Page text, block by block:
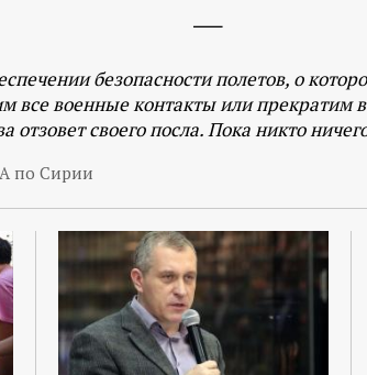
безопасности полетов, о
военные контакты или прекратим
своего посла. Пока никто
по Сирии